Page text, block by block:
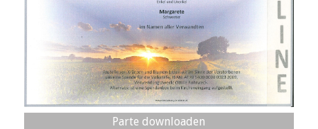
Parte downloaden